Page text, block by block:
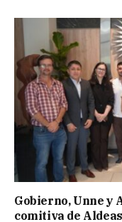
Gobierno, Unne y
comitiva de